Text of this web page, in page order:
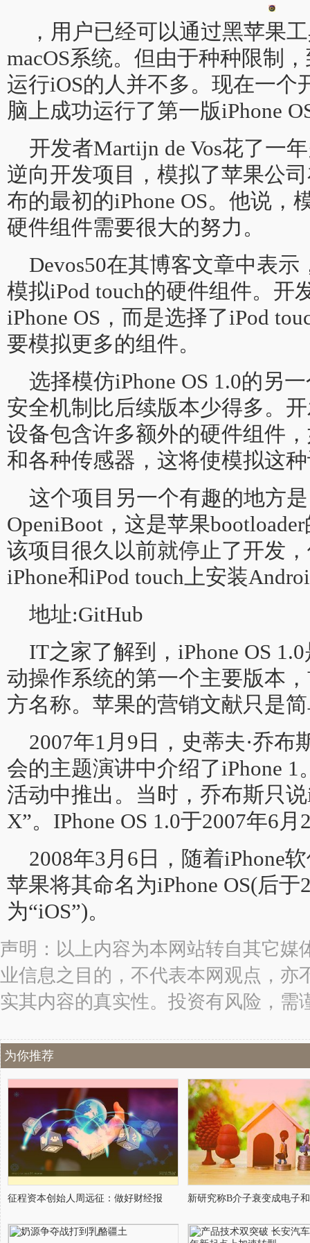
，用户已经可以通过黑苹果
macOS系统。但由于种种限制
运行iOS的人并不多。现在一个
脑上成功运行了第一版iPhone
开发者Martijn de Vos花了一
逆向开发项目，模拟了苹果公
布的最初的iPhone OS。他说，
硬件组件需要很大的努力。
Devos50在其博客文章中表
模拟iPod touch的硬件组件。开
iPhone OS，而是选择了iPod
要模拟更多的组件。
选择模仿iPhone OS 1.0的另
安全机制比后续版本少得多。
设备包含许多额外的硬件组件
和各种传感器，这将使模拟这
这个项目另一个有趣的地方
OpeniBoot，这是苹果
该项目很久以前就停止了开发
iPhone和iPod touch上安装
地址:GitHub
IT之家了解到，iPhone OS
动操作系统的第一个主要版本
方名称。苹果的营销文献只是
2007年1月9日，史蒂夫·乔布
会的主题演讲中介绍了iPhone 1
活动中推出。当时，乔布斯只说
X”。IPhone OS 1.0于2007年6
2008年3月6日，随着iPhone
苹果将其命名为iPhone OS(后于
为“iOS”)。
声明：以上内容为本网站转自其它媒
业信息之目的，不代表本网观点，亦
实其内容的真实性。投资有风险，需
为你推荐
征程资本创始人周远征：做好财经报 新研究称B介子衰变成电子